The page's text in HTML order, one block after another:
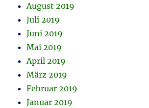
August 2019
Juli 2019
Juni 2019
Mai 2019
April 2019
März 2019
Februar 2019
Januar 2019